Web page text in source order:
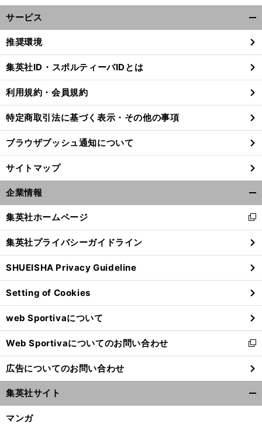
前
サービス
閉
る
推奨環境
集英社ID・スポルティーバIDとは
利用規約・会員規約
特定商取引法に基づく表示・その他の事項
ブラウザプッシュ通知について
サイトマップ
企業情報
閉
る
集英社ホームページ
新
し
い
ウ
ィ
ン
ド
ウ
で
開
く
集英社プライバシーガイドライン
SHUEISHA Privacy Guideline
Setting of Cookies
web Sportivaについて
Web Sportivaについてのお問い合わせ
新
し
い
ウ
ィ
ン
広告についてのお問い合わせ
集英社サイト
マンガ